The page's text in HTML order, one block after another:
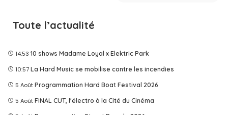
Toute l’actualité
14:53 10 shows Madame Loyal x Elektric Park
10:57 La Hard Music se mobilise contre les incendies
5 Août Programmation Hard Boat Festival 2026
5 Août FINAL CUT, l'électro à la Cité du Cinéma